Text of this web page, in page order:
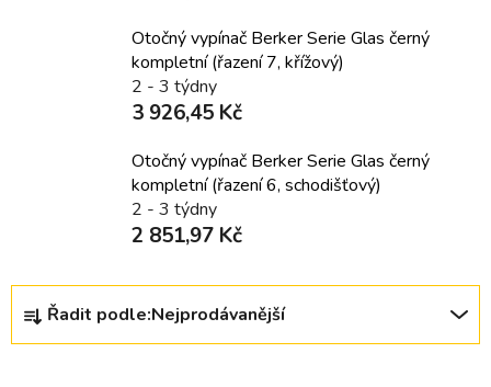
Otočný vypínač Berker Serie Glas černý
kompletní (řazení 7, křížový)
2 - 3 týdny
3 926,45 Kč
Otočný vypínač Berker Serie Glas černý
kompletní (řazení 6, schodišťový)
2 - 3 týdny
2 851,97 Kč
Ř
z
Řadit podle:Nejprodávanější